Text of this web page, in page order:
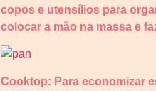
copos e utensílios para
colocar a mão na massa e
Cooktop: Para economizar